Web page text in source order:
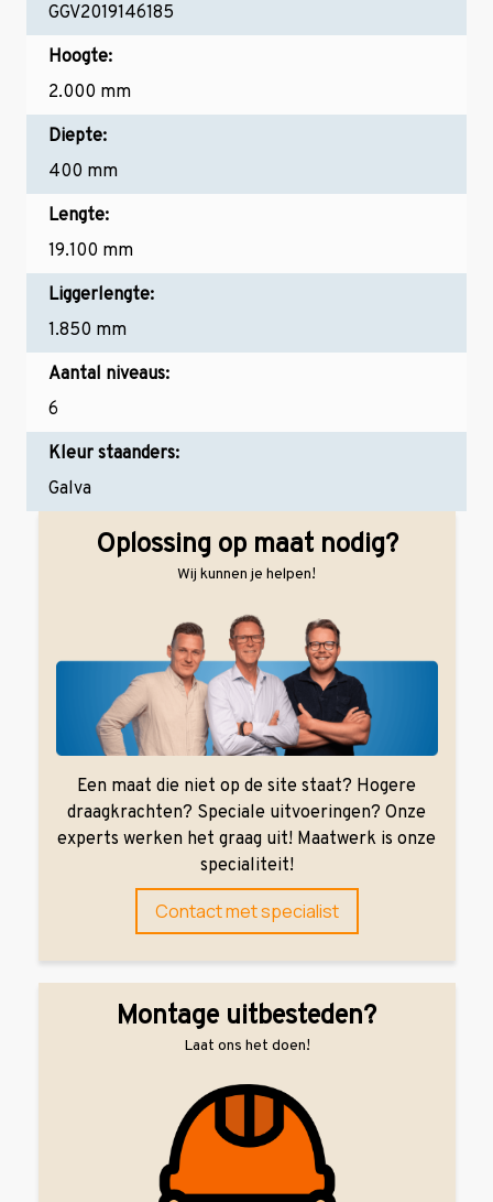
GGV2019146185
Hoogte:
2.000 mm
Diepte:
400 mm
Lengte:
19.100 mm
Liggerlengte:
1.850 mm
Aantal niveaus:
6
Kleur staanders:
Galva
Oplossing op maat nodig?
Wij kunnen je helpen!
Een maat die niet op de site staat? Hogere
draagkrachten? Speciale uitvoeringen? Onze
experts werken het graag uit! Maatwerk is onze
specialiteit!
Contact met specialist
Montage uitbesteden?
Laat ons het doen!